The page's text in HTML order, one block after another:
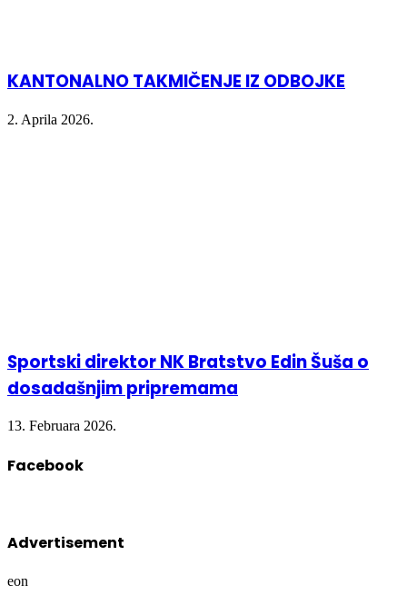
KANTONALNO TAKMIČENJE IZ ODBOJKE
2. Aprila 2026.
Sportski direktor NK Bratstvo Edin Šuša o
dosadašnjim pripremama
13. Februara 2026.
Facebook
Advertisement
eon